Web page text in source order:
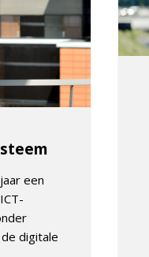
een
digitale